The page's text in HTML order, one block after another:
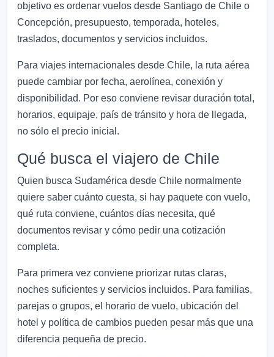
objetivo es ordenar vuelos desde Santiago de Chile o
Concepción, presupuesto, temporada, hoteles,
traslados, documentos y servicios incluidos.
Para viajes internacionales desde Chile, la ruta aérea
puede cambiar por fecha, aerolínea, conexión y
disponibilidad. Por eso conviene revisar duración total,
horarios, equipaje, país de tránsito y hora de llegada,
no sólo el precio inicial.
Qué busca el viajero de Chile
Quien busca Sudamérica desde Chile normalmente
quiere saber cuánto cuesta, si hay paquete con vuelo,
qué ruta conviene, cuántos días necesita, qué
documentos revisar y cómo pedir una cotización
completa.
Para primera vez conviene priorizar rutas claras,
noches suficientes y servicios incluidos. Para familias,
parejas o grupos, el horario de vuelo, ubicación del
hotel y política de cambios pueden pesar más que una
diferencia pequeña de precio.